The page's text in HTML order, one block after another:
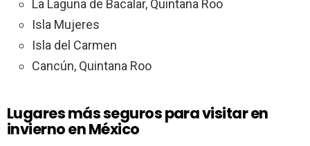
La Laguna de Bacalar, Quintana Roo
Isla Mujeres
Isla del Carmen
Cancún, Quintana Roo
Lugares más seguros para visitar en
invierno en México